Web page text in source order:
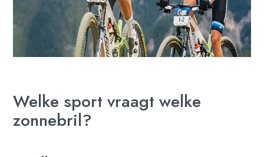
Welke sport vraagt welke
zonnebril?